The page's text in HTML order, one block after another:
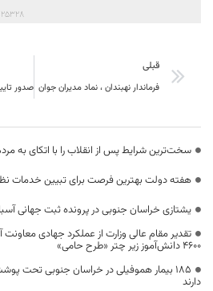
قبلی
فرماندار نهبندان ، نماد مدیران جوان
سخت‌ترین شرایط پس از انقلاب را با اتکای به
هفته دولت بهترین فرصت برای تبیین خدمات
یشتازی خراسان جنوبی در پرونده ثبت جهانی
تقدیر مقام عالی وزارت از عملکرد جهادی
۴۶۰۰ دانش‌آموز زیر چتر «طرح حامی»
۱۸۵ بیمار هموفیلی در خراسان جنوبی تحت
دارند